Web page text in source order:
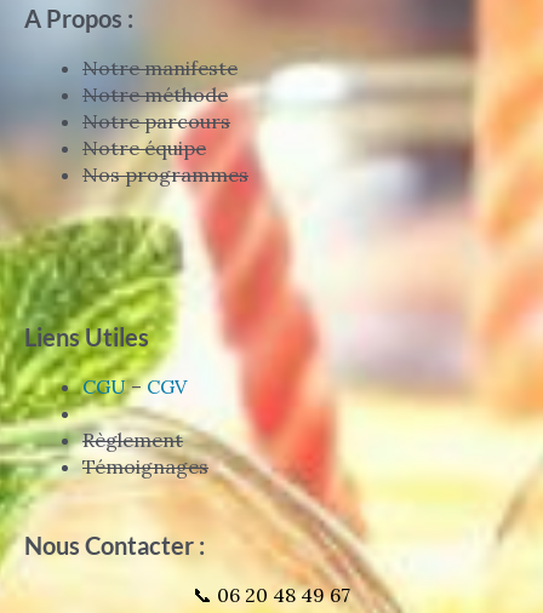
A Propos :
Notre manifeste
Notre méthode
Notre parcours
Notre équipe
Nos programmes
Liens Utiles
CGU–CGV
Règlement
Témoignages
Nous Contacter :
📞 06 20 48 49 67